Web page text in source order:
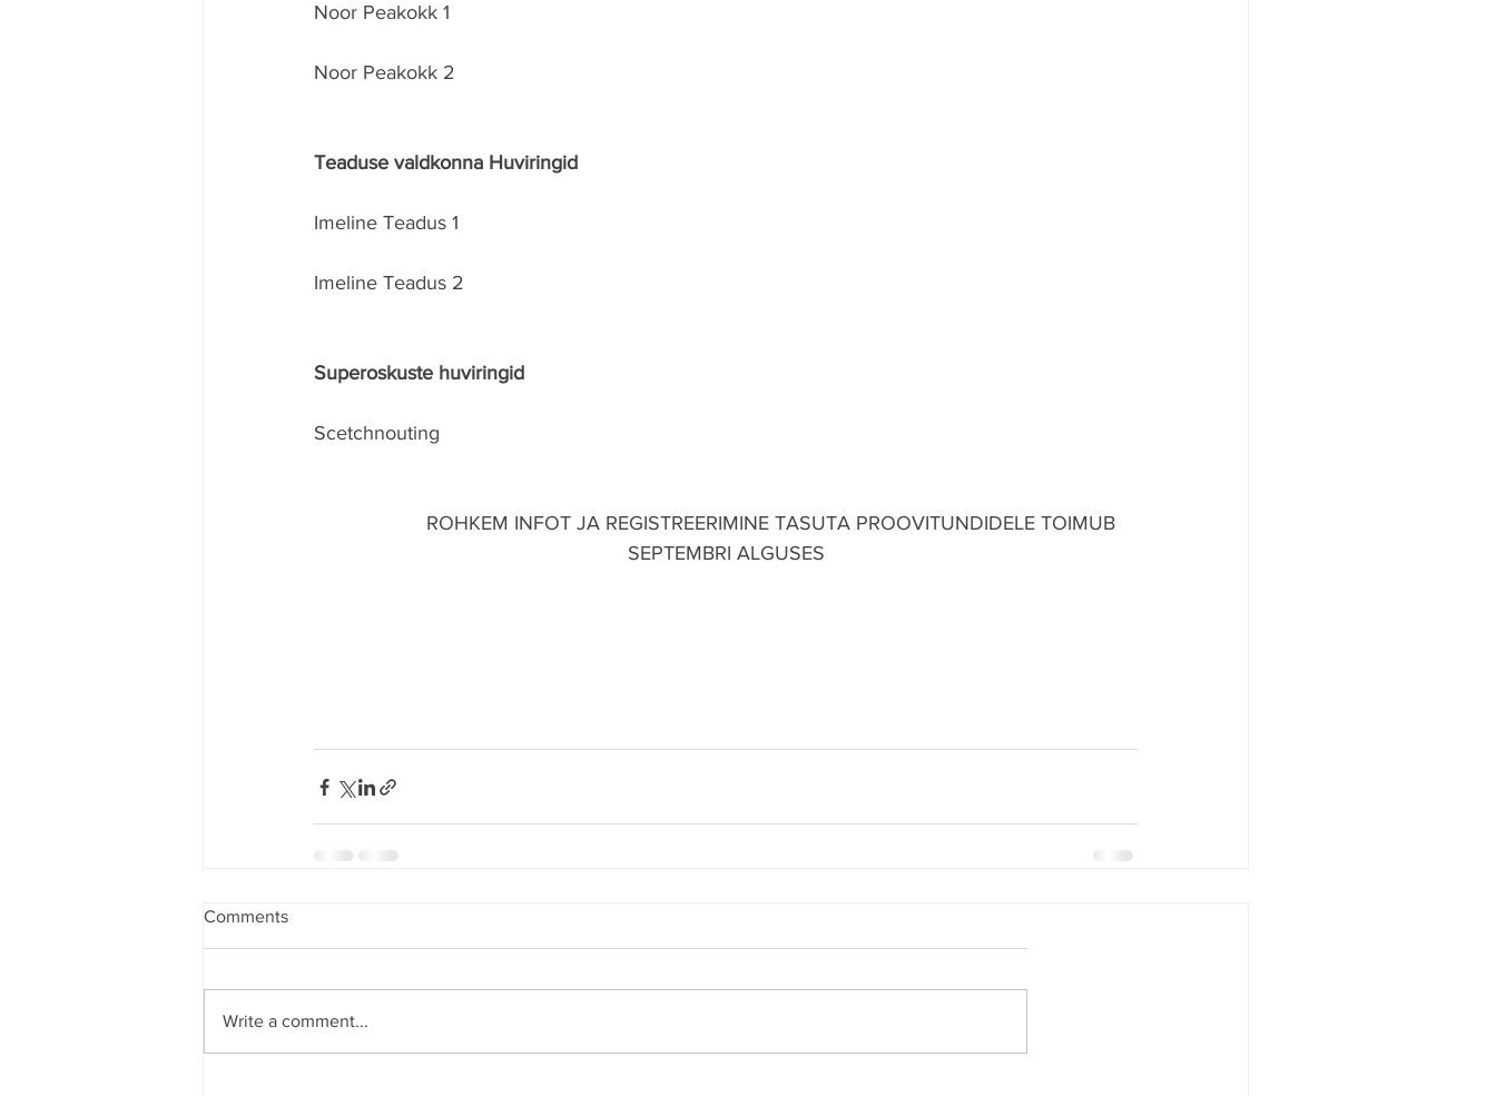
Noor Peakokk 1
Noor Peakokk 2
Teaduse valdkonna Huviringid
Imeline Teadus 1
Imeline Teadus 2
Superoskuste huviringid
Scetchnouting
SEPTEMBRI ALGUSES
Comments
Write a comment...